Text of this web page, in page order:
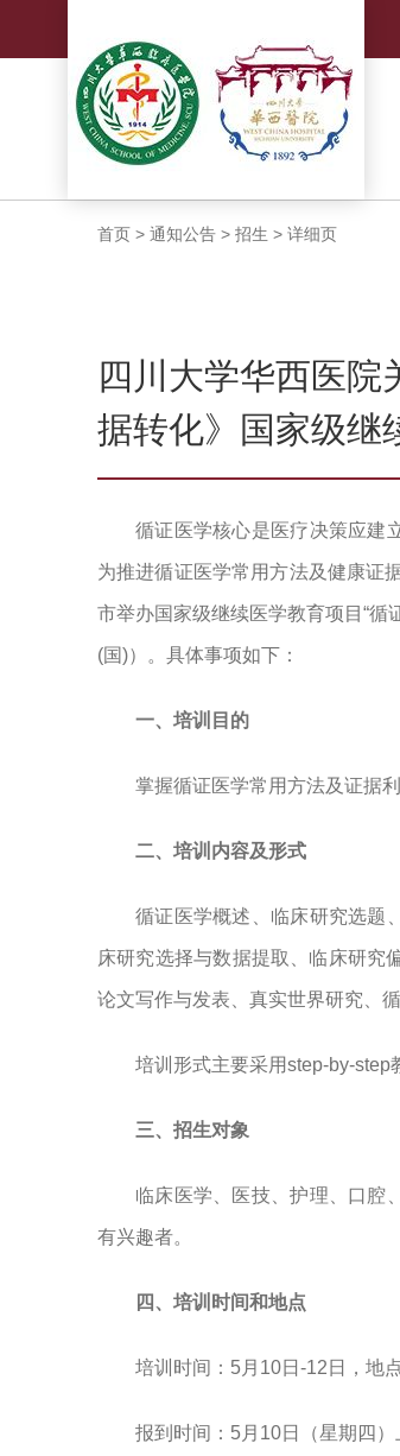
首页 > 通知公告 > 招生 > 详细页
四川大学华西医院
据转化》国家级继
循证医学核心是医疗决策应建
为推进循证医学常用方法及健康证
市举办国家级继续医学教育项目“
(国)）。具体事项如下：
一、培训目的
掌握循证医学常用方法及证据
二、培训内容及形式
循证医学概述、临床研究选题
床研究选择与数据提取、临床研究
论文写作与发表、真实世界研究、
培训形式主要采用step-by-step
三、招生对象
临床医学、医技、护理、口腔
有兴趣者。
四、培训时间和地点
培训时间：5月10日-12日，地
报到时间：5月10日（星期四）